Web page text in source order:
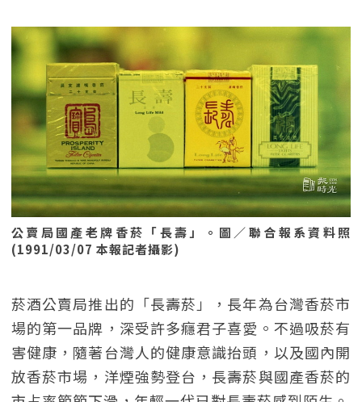
公賣局國產老牌香菸「長壽」。圖／聯合報系資料照
(1991/03/07 本報記者攝影)
菸酒公賣局推出的「長壽菸」，長年為台灣香菸市
場的第一品牌，深受許多癮君子喜愛。不過吸菸有
害健康，隨著台灣人的健康意識抬頭，以及國內開
放香菸市場，洋煙強勢登台，長壽菸與國產香菸的